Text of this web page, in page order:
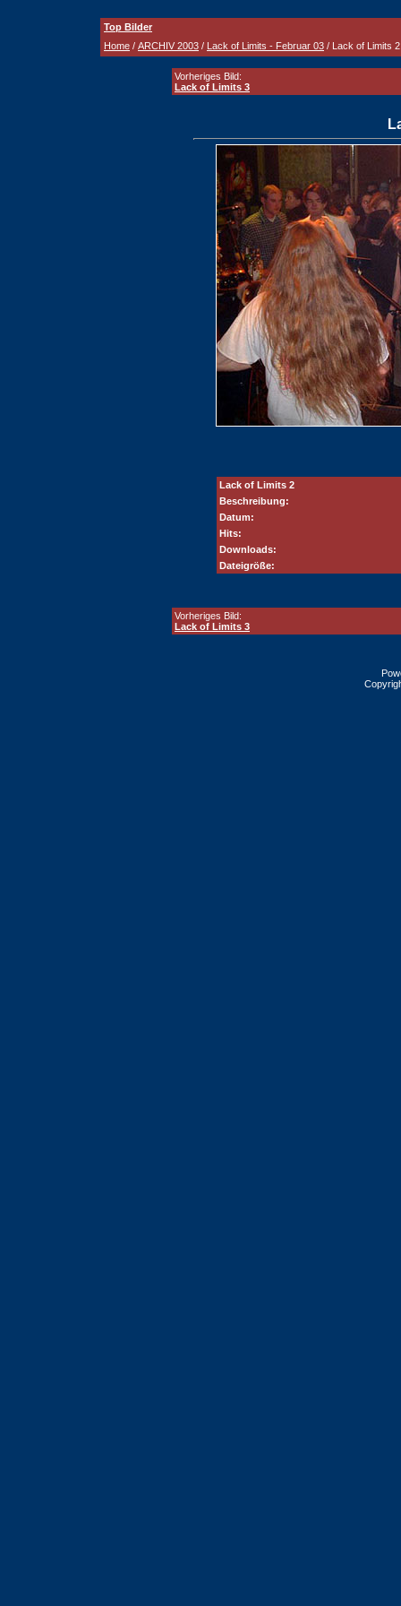
Top Bilder
Home / ARCHIV 2003 / Lack of Limits - Februar 03 / Lack of Limits 2
Vorheriges Bild:
Lack of Limits 3
Lack of Limits 2
Beschreibung:
Datum:
Hits:
Downloads:
Dateigröße:
Vorheriges Bild:
Lack of Limits 3